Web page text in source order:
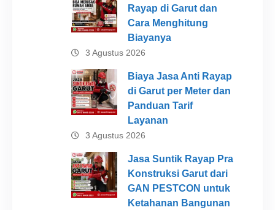
Rayap di Garut dan
Cara Menghitung
Biayanya
3 Agustus 2026
Biaya Jasa Anti Rayap
di Garut per Meter dan
Panduan Tarif
Layanan
3 Agustus 2026
Jasa Suntik Rayap Pra
Konstruksi Garut dari
GAN PESTCON untuk
Ketahanan Bangunan